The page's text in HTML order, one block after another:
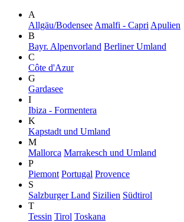
A
Allgäu/Bodensee Amalfi - Capri Apulien
B
Bayr. Alpenvorland Berliner Umland
C
Côte d'Azur
G
Gardasee
I
Ibiza - Formentera
K
Kapstadt und Umland
M
Mallorca Marrakesch und Umland
P
Piemont Portugal Provence
S
Salzburger Land Sizilien Südtirol
T
Tessin Tirol Toskana